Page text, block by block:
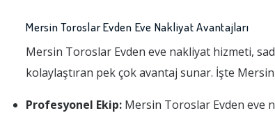
Mersin Toroslar Evden Eve Nakliyat Avantajları
Mersin Toroslar Evden eve nakliyat hizmeti,
kolaylaştıran pek çok avantaj sunar. İşte
Profesyonel Ekip: Mersin Toroslar Evden eve